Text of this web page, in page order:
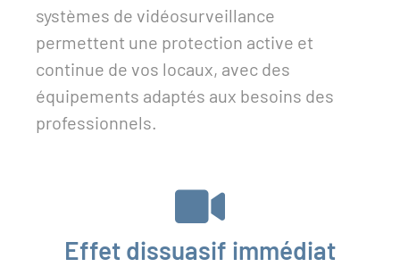
systèmes de vidéosurveillance
permettent une protection active et
continue de vos locaux, avec des
équipements adaptés aux besoins des
professionnels.
Effet dissuasif immédiat